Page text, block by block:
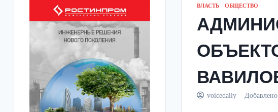
ВЛАСТЬ ОБЩЕСТВО
voicedaily